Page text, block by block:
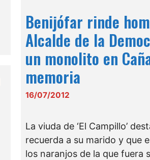
Benijófar rinde
Alcalde de la
un monolito en
memoria
16/07/2012
La viuda de ‘El Campillo’
recuerda a su marido y que
los naranjos de la que fuera